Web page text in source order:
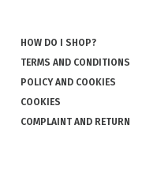
HOW DO I SHOP?
TERMS AND CONDITIONS
POLICY AND COOKIES
COOKIES
COMPLAINT AND RETURN